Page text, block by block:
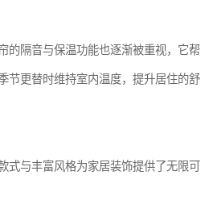
的隔音与保温功能也逐渐被重视，它帮
节更替时维持室内温度，提升居住的舒
式与丰富风格为家居装饰提供了无限可